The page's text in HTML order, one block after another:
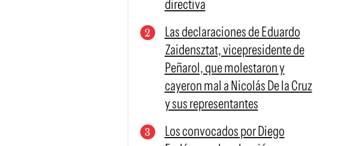
directiva
Las declaraciones de Eduardo
Zaidensztat, vicepresidente de
Peñarol, que molestaron y
cayeron mal a Nicolás De la Cruz
y sus representantes
Los convocados por Diego